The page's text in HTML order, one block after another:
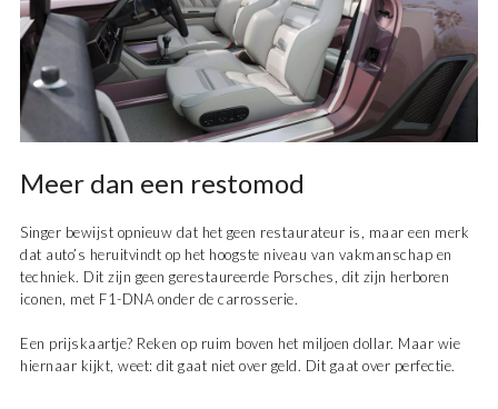
Meer dan een restomod
Singer bewijst opnieuw dat het geen restaurateur is, maar een merk
dat auto’s heruitvindt op het hoogste niveau van vakmanschap en
techniek. Dit zijn geen gerestaureerde Porsches, dit zijn herboren
iconen, met F1-DNA onder de carrosserie.
Een prijskaartje? Reken op ruim boven het miljoen dollar. Maar wie
hiernaar kijkt, weet: dit gaat niet over geld. Dit gaat over perfectie.